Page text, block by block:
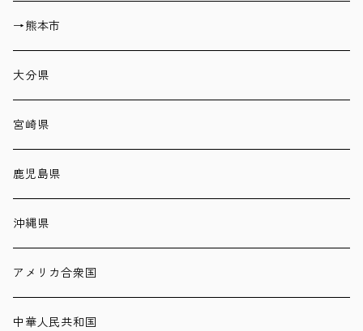
→熊本市
大分県
宮崎県
鹿児島県
沖縄県
アメリカ合衆国
中華人民共和国